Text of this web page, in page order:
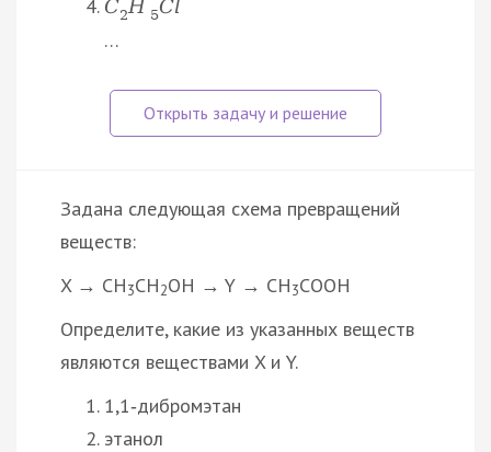
C2H 5Cl
…
Задана следующая схема превращений
веществ:
X → CH3CH2OH → Y → CH3COOH
Определите, какие из указанных веществ
являются веществами X и Y.
1,1‑дибромэтан
этанол